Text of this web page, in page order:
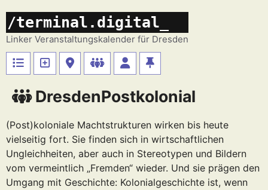
Inhalt
springen
/terminal.digital_
Linker Veranstaltungskalender für Dresden
DresdenPostkolonial
(Post)koloniale Machtstrukturen wirken bis heute
vielseitig fort. Sie finden sich in wirtschaftlichen
Ungleichheiten, aber auch in Stereotypen und Bildern
vom vermeintlich „Fremden“ wieder. Und sie prägen den
Umgang mit Geschichte: Kolonialgeschichte ist, wenn